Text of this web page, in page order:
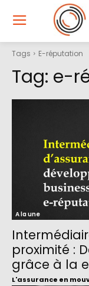
Tags E-réputation
Tag: e-
A la une
proximité :
grâce à la
L'assurance en